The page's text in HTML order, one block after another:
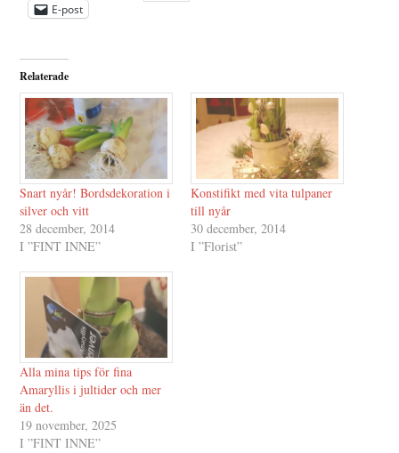
E-post
Relaterade
Snart nyår! Bordsdekoration i
silver och vitt
28 december, 2014
I ”FINT INNE”
Konstifikt med vita tulpaner
till nyår
30 december, 2014
I ”Florist”
Alla mina tips för fina
Amaryllis i jultider och mer
än det.
19 november, 2025
I ”FINT INNE”